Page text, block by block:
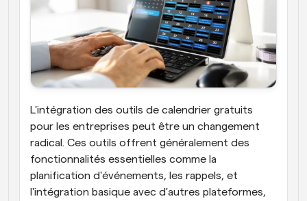
L'intégration des outils de calendrier gratuits
pour les entreprises peut être un changement
radical. Ces outils offrent généralement des
fonctionnalités essentielles comme la
planification d'événements, les rappels, et
l'intégration basique avec d'autres plateformes,